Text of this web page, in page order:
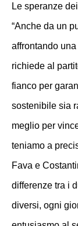
Le speranze
“Anche da un
affrontando
richiede al
fianco per
sostenibile sia
meglio per
teniamo a
Fava e
differenze tra i
diversi, ogni